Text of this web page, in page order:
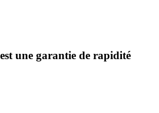
une garantie de rapidité